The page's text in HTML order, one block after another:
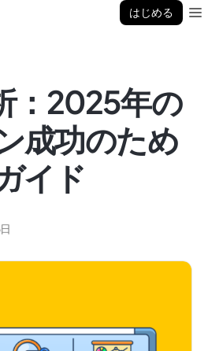
はじめる
：2025年の
成功のため
イド